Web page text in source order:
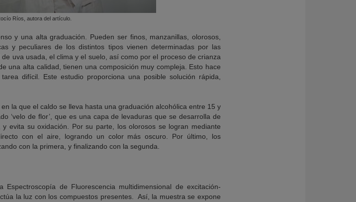
Ríos, autora del artículo.
y una alta graduación. Pueden ser finos, manzanillas, olorosos,
y peculiares de los distintos tipos vienen determinadas por las
uva usada, el clima y el suelo, así como por el proceso de crianza
una alta calidad, tienen una composición muy compleja. Esto hace
difícil. Este estudio proporciona una posible solución rápida,
la que el caldo se lleva hasta una graduación alcohólica entre 15 y
‘velo de flor’, que es una capa de levaduras que se desarrolla de
evita su oxidación. Por su parte, los olorosos se logran mediante
con el aire, logrando un color más oscuro. Por último, los
con la primera, y finalizando con la segunda.
de Fluorescencia multidimensional de excitación-
la luz con los compuestos presentes. Así, la muestra se expone